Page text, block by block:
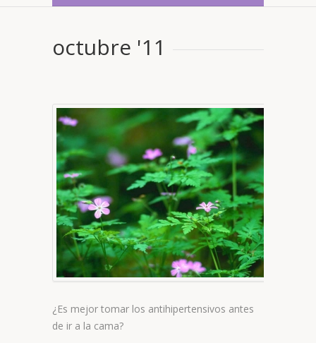
octubre '11
¿Es mejor tomar los antihipertensivos antes
de ir a la cama?